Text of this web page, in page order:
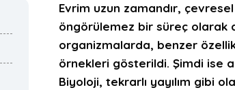
Evrim uzun zamandır,
öngörülemez bir süreç olarak
organizmalarda, benzer
örnekleri gösterildi. Şimdi ise
Biyoloji, tekrarlı yayılım gibi